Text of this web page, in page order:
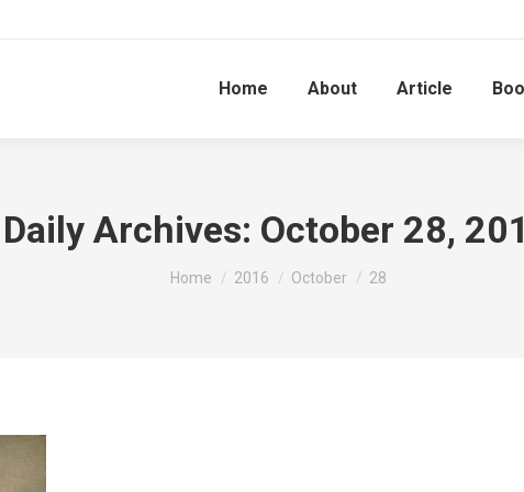
Home About Article
Daily Archives: October 28,
You are here:
Home 2016 October 28